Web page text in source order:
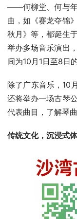
——何柳堂、何与年
曲，如《赛龙夺锦
秋月》等，都诞生
举办多场音乐演出
间为10月1日至8日
除了广东音乐，10
还将举办一场古琴
代表曲目，了解琴
传统文化，沉浸式